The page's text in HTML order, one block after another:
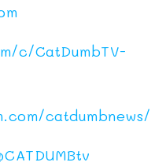
c/CatDumbTV-
catdumbnews/